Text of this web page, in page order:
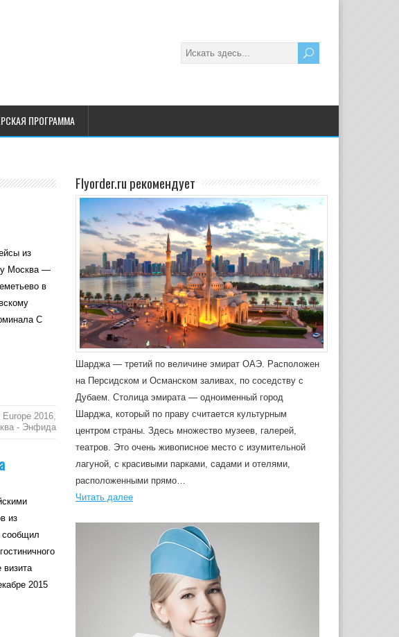
ПРОГРАММА
из
Москва —
в
С
Europe 2016,
- Энфида
из
сообщил
2015
Flyorder.ru рекомендует
Шарджа — третий по величине эмират ОАЭ. Расположен
на Персидском и Османском заливах, по соседству с
Дубаем. Столица эмирата — одноименный город
Шарджа, который по праву считается культурным
центром страны. Здесь множество музеев, галерей,
театров. Это очень живописное место с изумительной
лагуной, с красивыми парками, садами и отелями,
расположенными прямо…
Читать далее